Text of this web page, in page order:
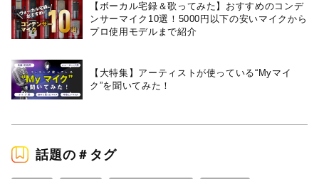
【ボーカル宅録＆歌ってみた】おすすめのコンデ
ンサーマイク10選！5000円以下の安いマイクから
プロ使用モデルまで紹介
【大特集】アーティストが使っている“Myマイ
ク”を聞いてみた！
話題の＃タグ